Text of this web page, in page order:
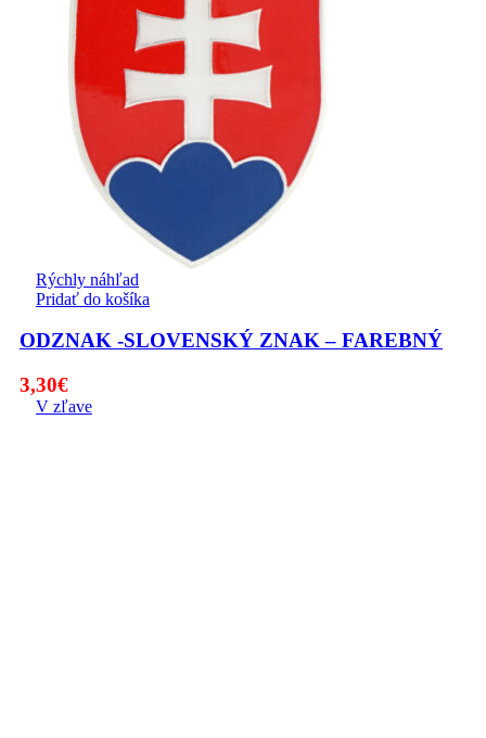
Rýchly náhľad
Pridať do košíka
ODZNAK -SLOVENSKÝ ZNAK – FAREBNÝ
3,30€
V zľave